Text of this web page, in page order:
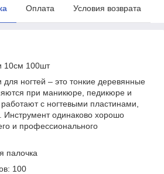
Оплата Условия возврата
10см 100шт
ногтей – это тонкие деревянные
при маникюре, педикюре и
с ногтевыми пластинами,
Инструмент одинаково хорошо
и профессионального
палочка
100